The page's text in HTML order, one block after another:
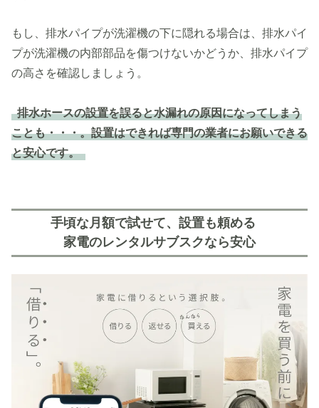
もし、排水パイプが洗濯機の下に隠れる場合は、排水パイ
プが洗濯機の内部部品を傷つけないかどうか、排水パイプ
の高さを確認しましょう。
排水ホースの設置を誤ると水漏れの原因になってしまう
ことも・・・。設置はできれば専門の業者にお願いできる
と安心です。
手頃な月額で試せて、設置も頼める
家電のレンタルサブスクなら安心